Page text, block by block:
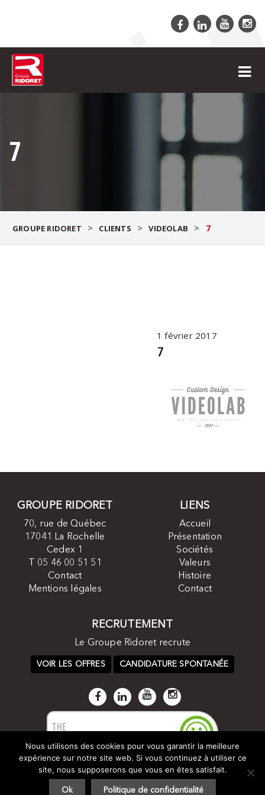
7
GROUPE RIDORET > CLIENTS > VIDEOLAB > 7
1 février 2017
7
GROUPE RIDORET
70, rue de Québec
17041 La Rochelle
Cedex 1
T 05 46 00 51 51
Contact
Mentions légales
LIENS
Accueil
Présentation
Sociétés
Valeurs
Histoire
Contact
RECRUTEMENT
Le Groupe Ridoret recrute
VOIR LES OFFRES CANDIDATURE SPONTANÉE
Nous utilisons des cookies pour vous garantir la meilleure
expérience sur notre site web. Si vous continuez à utiliser ce
site, nous supposerons que vous en êtes satisfait.
Ok Politique de confidentialité